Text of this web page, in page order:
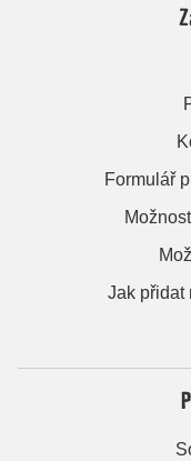
Formulář
Jak přidat